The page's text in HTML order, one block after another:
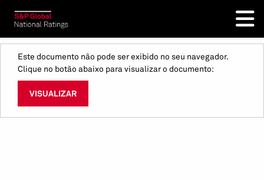
Este documento não pode ser exibido no seu navegador.
Clique no botão abaixo para visualizar o documento:
VISUALIZAR